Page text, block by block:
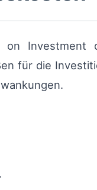
on Investment
für die